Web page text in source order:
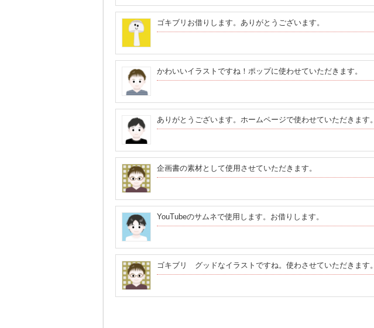
ゴキブリお借りします。ありがとうございます。
かわいいイラストですね！ポップに使わせていただきます。
ありがとうございます。ホームページで使わせていただきます。
企画書の素材として使用させていただきます。
YouTubeのサムネで使用します。お借りします。
ゴキブリ グッドなイラストですね。使わさせていただきます。